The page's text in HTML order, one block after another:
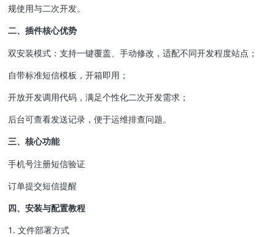
规使用与二次开发。
二、插件核心优势
双安装模式：支持一键覆盖、手动修改，适配不同开发程度站点；
自带标准短信模板，开箱即用；
开放开发调用代码，满足个性化二次开发需求；
后台可查看发送记录，便于运维排查问题。
三、核心功能
手机号注册短信验证
订单提交短信提醒
四、安装与配置教程
1. 文件部署方式